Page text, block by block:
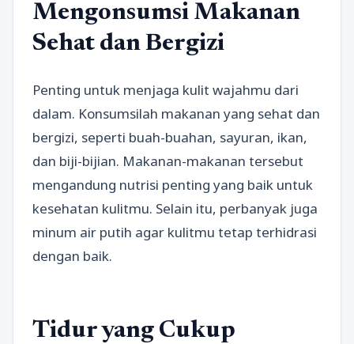
Mengonsumsi Makanan
Sehat dan Bergizi
Penting untuk menjaga kulit wajahmu dari
dalam. Konsumsilah makanan yang sehat dan
bergizi, seperti buah-buahan, sayuran, ikan,
dan biji-bijian. Makanan-makanan tersebut
mengandung nutrisi penting yang baik untuk
kesehatan kulitmu. Selain itu, perbanyak juga
minum air putih agar kulitmu tetap terhidrasi
dengan baik.
Tidur yang Cukup